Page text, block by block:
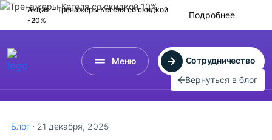
Акция - Тренажеры Кегелясо скидкой
-20%
Подробнее
Меню
Сотрудничество
Вернуться в блог
Блог 21 декабря, 2025